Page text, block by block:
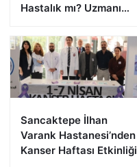
Hastalık mı? Uzmanı
Sancaktepe İlhan
Varank Hastanesi’nden
Kanser Haftası Etkinliği